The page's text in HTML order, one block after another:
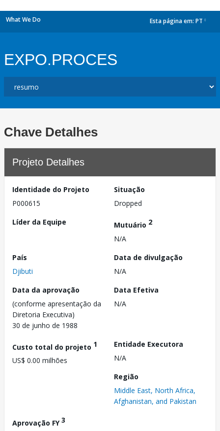
What We Do Esta página em: PT
EXPO.PROCES
Chave Detalhes
Projeto Detalhes
Identidade do Projeto
P000615
Situação
Dropped
Líder da Equipe
Mutuário 2
N/A
País
Djibuti
Data de divulgação
N/A
Data da aprovação
(conforme apresentação da
Diretoria Executiva)
30 de junho de 1988
Data Efetiva
N/A
Custo total do projeto 1
US$ 0.00 milhões
Entidade Executora
N/A
Região
Middle East, North Africa,
Afghanistan, and Pakistan
Aprovação FY3